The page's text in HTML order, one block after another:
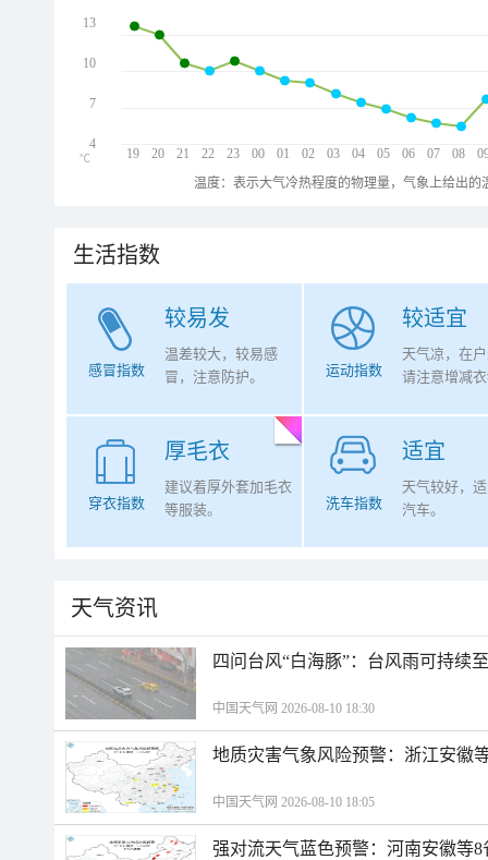
19 20 21 22 23 00 01 02 03 04 05 06 07 08
13
10
7
4
℃
温度：表示大气冷热程度的物理量，气象上给出
生活指数
较易发
感冒指数
温差较大，较易感
冒，注意防护。
较适宜
运动指数
天气凉，在
请注意增减
厚毛衣
穿衣指数
建议着厚外套加毛衣
等服装。
适宜
洗车指数
天气较好，
汽车。
天气资讯
四问台风“白海豚”：台风雨可持续
中国天气网 2026-08-10 18:30
地质灾害气象风险预警：浙江安徽
中国天气网 2026-08-10 18:05
强对流天气蓝色预警：河南安徽等